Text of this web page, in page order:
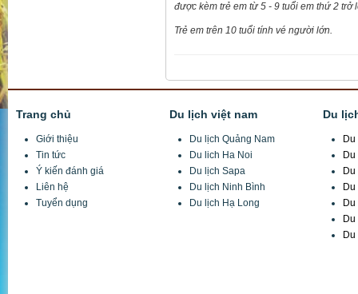
được kèm trẻ em từ 5 - 9 tuổi em thứ 2 trở
Trẻ em trên 10 tuổi tính vé người lớn.
Trang chủ
Giới thiệu
Tin tức
Ý kiến đánh giá
Liên hệ
Tuyển dụng
Du lịch việt nam
Du lịch Quảng Nam
Du lich Ha Noi
Du lịch Sapa
Du lịch Ninh Bình
Du lịch Hạ Long
Du